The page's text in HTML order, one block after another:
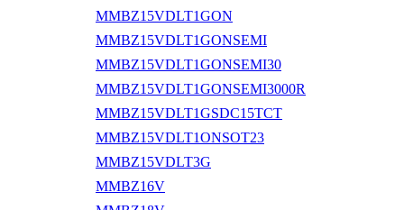
MMBZ15VDLT1GON
MMBZ15VDLT1GONSEMI
MMBZ15VDLT1GONSEMI30
MMBZ15VDLT1GONSEMI3000R
MMBZ15VDLT1GSDC15TCT
MMBZ15VDLT1ONSOT23
MMBZ15VDLT3G
MMBZ16V